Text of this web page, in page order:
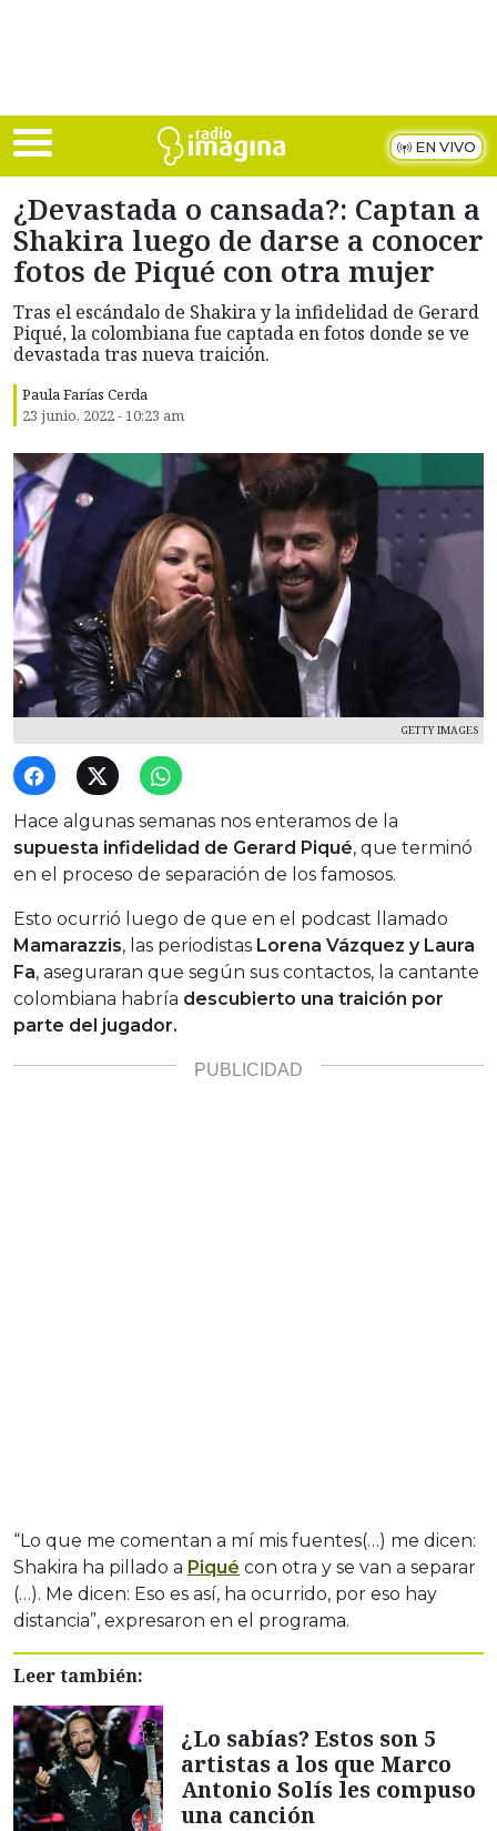
EN VIVO
¿Devastada o cansada?: Captan a
Shakira luego de darse a conocer
fotos de Piqué con otra mujer
Tras el escándalo de Shakira y la infidelidad de Gerard
Piqué, la colombiana fue captada en fotos donde se ve
devastada tras nueva traición.
Paula Farías Cerda
23 junio, 2022 - 10:23 am
GETTY IMAGES
Hace algunas semanas nos enteramos de la
supuesta infidelidad de Gerard Piqué, que terminó
en el proceso de separación de los famosos.
Esto ocurrió luego de que en el podcast llamado
Mamarazzis, las periodistas Lorena Vázquez y Laura
Fa, aseguraran que según sus contactos, la cantante
colombiana habría descubierto una traición por
parte del jugador.
“Lo que me comentan a mí mis fuentes(…) me dicen:
Shakira ha pillado a Piqué con otra y se van a separar
(…). Me dicen: Eso es así, ha ocurrido, por eso hay
distancia”, expresaron en el programa.
Leer también:
¿Lo sabías? Estos son 5
artistas a los que Marco
Antonio Solís les compuso
una canción